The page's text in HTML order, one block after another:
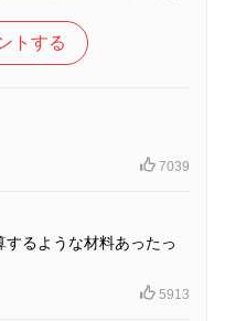
トする
7039
るような材料あったっ
5913